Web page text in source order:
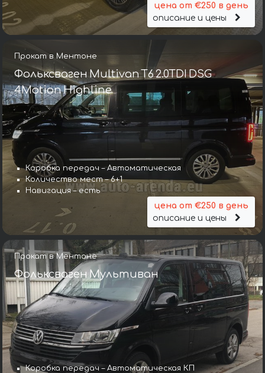
цена от €250 в день
описание и цены
Прокат в Ментоне
Фольксваген Multivan T6 2.0TDI DSG
4Motion Highline
Коробка передач – Автоматическая
Количество мест – 6+1
Навигация – есть
цена от €250 в день
описание и цены
Прокат в Ментоне
Фольксваген Мультиван
Коробка передач – Автоматическая КП